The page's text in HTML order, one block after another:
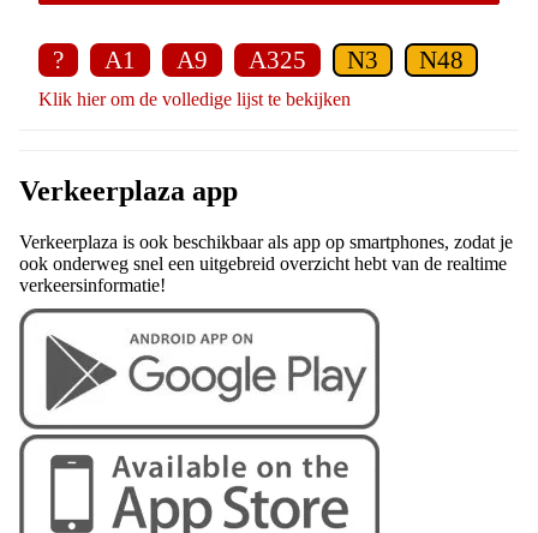
? A1 A9 A325 N3 N48
Klik hier om de volledige lijst te bekijken
Verkeerplaza app
Verkeerplaza is ook beschikbaar als app op smartphones, zodat je
ook onderweg snel een uitgebreid overzicht hebt van de realtime
verkeersinformatie!